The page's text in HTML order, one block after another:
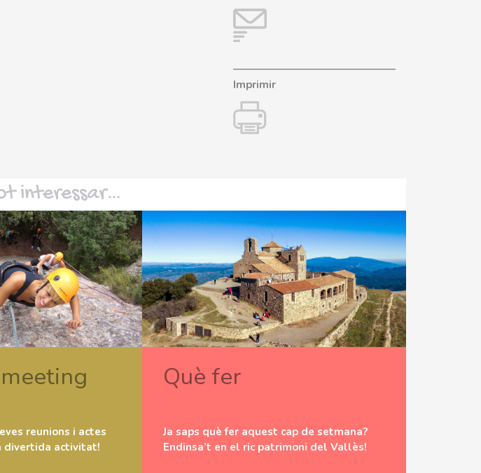
Imprimir
interessar…
reunions i actes
divertida activitat!
Què fer
Ja saps què fer aquest cap de setmana?
Endinsa’t en el ric patrimoni del Vallès!